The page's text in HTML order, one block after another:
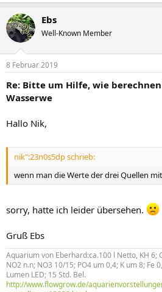
Ebs
Well-Known Member
8 Februar 2019
Re: Bitte um Hilfe, wie
Wasserwe
Hallo Nik,
nik":23n0s5dp schrieb:
wenn man die Werte der drei Quellen
sorry, hatte ich leider übersehen.
Gruß Ebs
Aquarium von Eberhard:ca.100 l Netto, KH 6;
NO2 n.n; NO3 10/15; PO4 um 0,4; K um 8; Fe
Lumen LED; 15 Std. Bel.
http://www.flowgrow.de/